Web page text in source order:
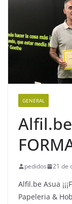
GENERAL
Alfil.be
pedidos 21 de
Alfil.be Asua
Papeleria &